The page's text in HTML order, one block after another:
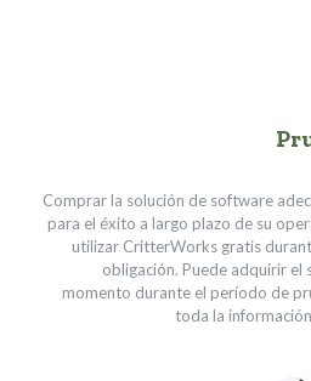
Comprar la solución de software
para el éxito a largo plazo de su
utilizar CritterWorks gratis
obligación. Puede adquirir el
momento durante el período de
toda la